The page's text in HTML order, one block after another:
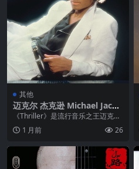
其他
迈克尔 杰克逊 Michael Jacks
on – Thriller(1982) ALAC Hi
-res 24bit 176.4kHz
《Thriller》是流行音乐之王迈克尔·
杰克逊于1982年发行的第六张录音
室专...1 月前 26